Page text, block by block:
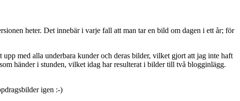
heter. Det innebär i varje fall att man tar en bild om dagen i ett år; för
med alla underbara kunder och deras bilder, vilket gjort att jag inte haft
händer i stunden, vilket idag har resulterat i bilder till två blogginlägg.
igen :-)